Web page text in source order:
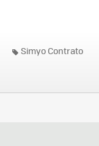
Simyo Contrato